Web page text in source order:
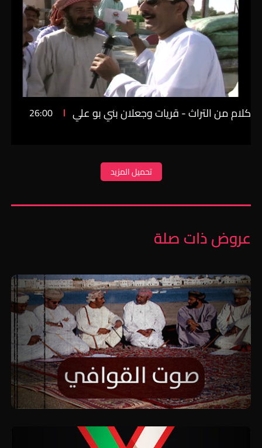
كلام من التراث - قريات وجعلان بني بو علي 26:00
تحميل المزيد
عروض ذات صلة